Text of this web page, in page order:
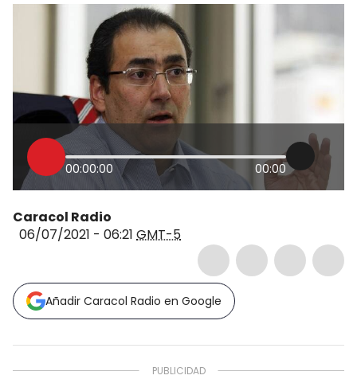
00:00:00 00:00
Caracol Radio
06/07/2021 - 06:21 GMT-5
Añadir Caracol Radio en Google